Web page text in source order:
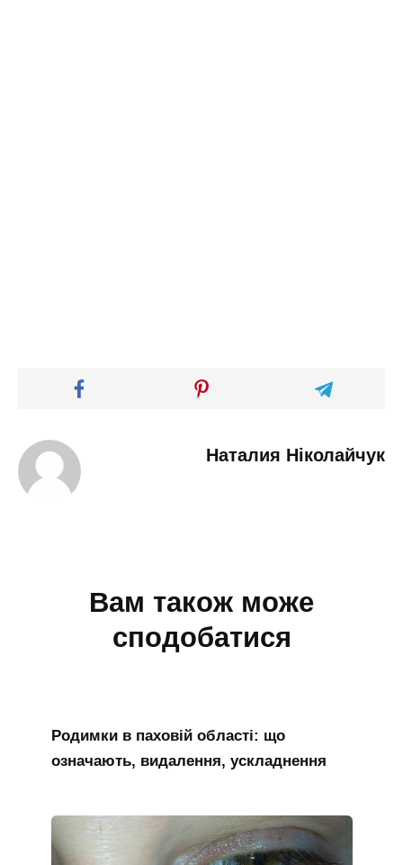
Наталия Ніколайчук
Вам також може
сподобатися
Родимки в паховій області: що
означають, видалення, ускладнення